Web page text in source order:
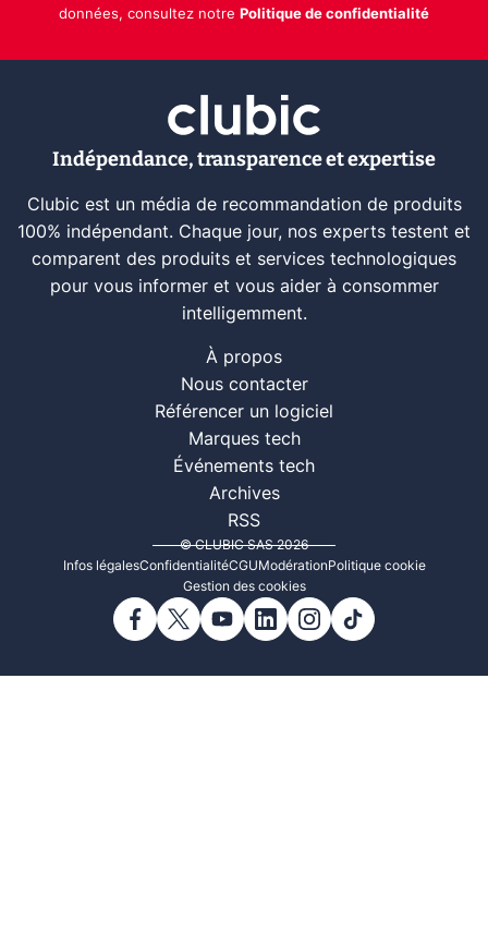
données, consultez notre Politique de confidentialité
Indépendance, transparence et expertise
Clubic est un média de recommandation de produits
100% indépendant. Chaque jour, nos experts testent et
comparent des produits et services technologiques
pour vous informer et vous aider à consommer
intelligemment.
À propos
Nous contacter
Référencer un logiciel
Marques tech
Événements tech
Archives
RSS
© CLUBIC SAS 2026
Infos légalesConfidentialitéCGUModérationPolitique cookie
Gestion des cookies